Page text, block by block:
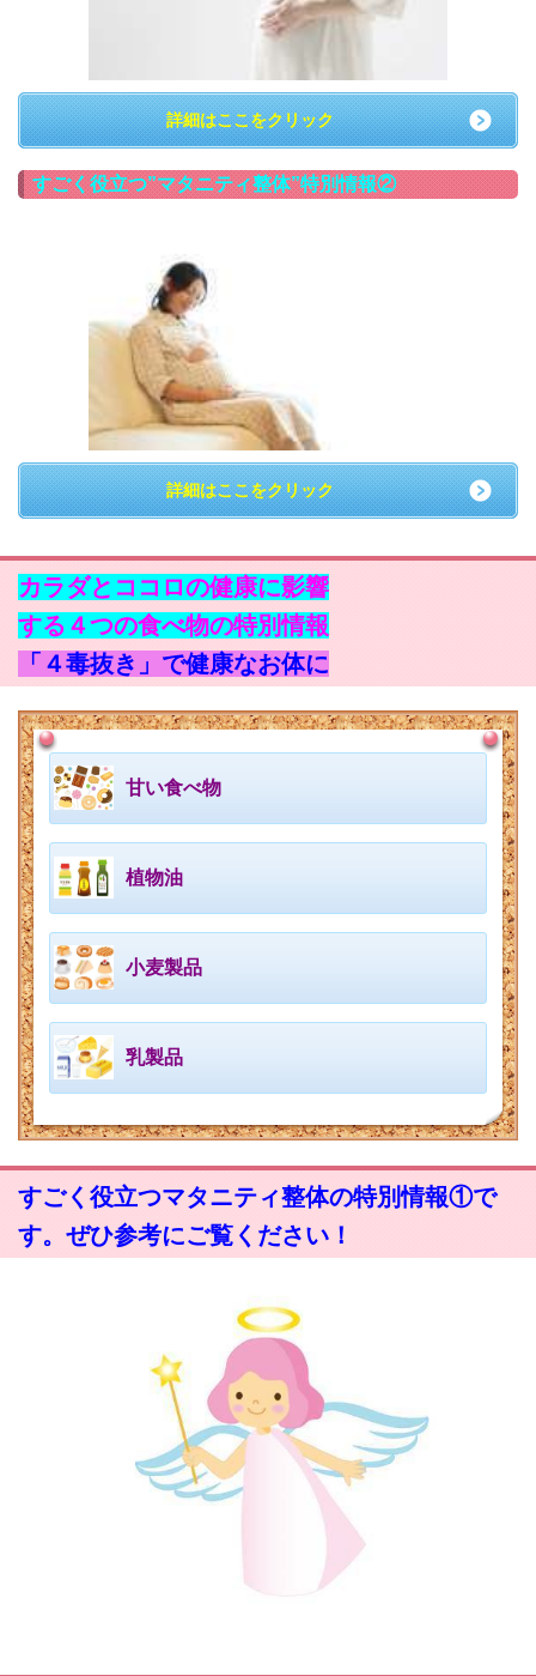
詳細はここをクリック
すごく役立つ”マタニティ整体”特別情報②
詳細はここをクリック
カラダとココロの健康に影響
する４つの食べ物の特別情報
「４毒抜き」で健康なお体に
甘い食べ物
植物油
小麦製品
乳製品
すごく役立つマタニティ整体の特別情報①で
す。ぜひ参考にご覧ください！